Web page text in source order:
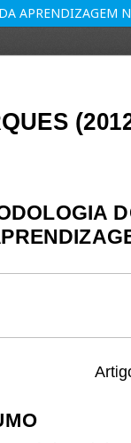
APRENDIZAGEM